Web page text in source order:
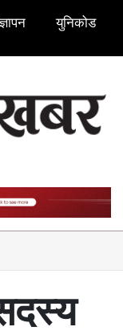
युनिकोड